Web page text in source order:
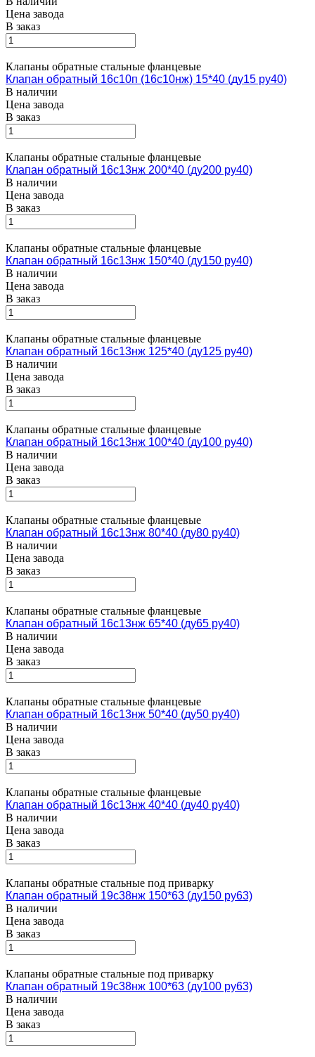
Цена завода
В заказ
Клапаны обратные стальные фланцевые
Клапан обратный 16с10п (16с10нж) 15*40 (ду15 ру40)
В наличии
Цена завода
В заказ
Клапаны обратные стальные фланцевые
Клапан обратный 16с13нж 200*40 (ду200 ру40)
В наличии
Цена завода
В заказ
Клапаны обратные стальные фланцевые
Клапан обратный 16с13нж 150*40 (ду150 ру40)
В наличии
Цена завода
В заказ
Клапаны обратные стальные фланцевые
Клапан обратный 16с13нж 125*40 (ду125 ру40)
В наличии
Цена завода
В заказ
Клапаны обратные стальные фланцевые
Клапан обратный 16с13нж 100*40 (ду100 ру40)
В наличии
Цена завода
В заказ
Клапаны обратные стальные фланцевые
Клапан обратный 16с13нж 80*40 (ду80 ру40)
В наличии
Цена завода
В заказ
Клапаны обратные стальные фланцевые
Клапан обратный 16с13нж 65*40 (ду65 ру40)
В наличии
Цена завода
В заказ
Клапаны обратные стальные фланцевые
Клапан обратный 16с13нж 50*40 (ду50 ру40)
В наличии
Цена завода
В заказ
Клапаны обратные стальные фланцевые
Клапан обратный 16с13нж 40*40 (ду40 ру40)
В наличии
Цена завода
В заказ
Клапаны обратные стальные под приварку
Клапан обратный 19с38нж 150*63 (ду150 ру63)
В наличии
Цена завода
В заказ
Клапаны обратные стальные под приварку
Клапан обратный 19с38нж 100*63 (ду100 ру63)
В наличии
Цена завода
В заказ